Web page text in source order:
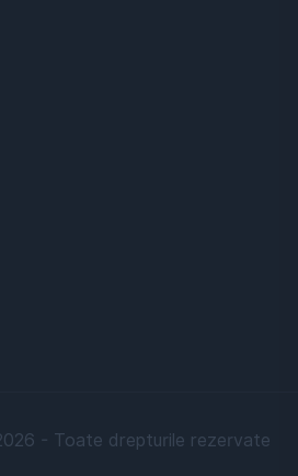
- Toate drepturile rezervate